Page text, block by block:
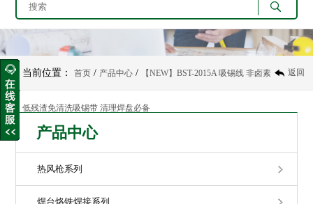
返回
当前位置：首页 / 产品中心 / 【NEW】BST-2015A 吸锡线 非卤素
低残渣免清洗吸锡带 清理焊盘必备
产品中心
热风枪系列
焊台烙铁焊接系列